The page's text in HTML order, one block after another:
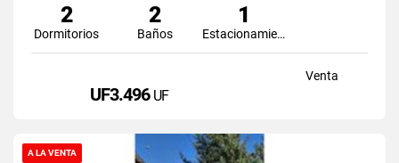
2
Dormitorios
2
Baños
1
Estacionamiento
Venta
UF3.496 UF
A LA VENTA